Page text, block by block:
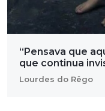
“Pensava que
que continua
Lourdes do Rêgo